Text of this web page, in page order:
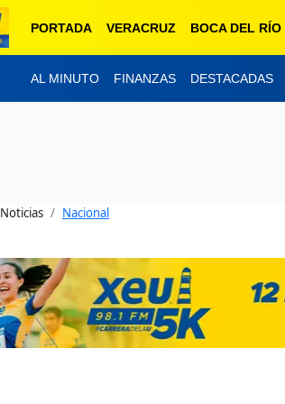
PORTADA VERACRUZ BOCA DEL RÍO
AL MINUTO FINANZAS DESTACADAS
Noticias Nacional